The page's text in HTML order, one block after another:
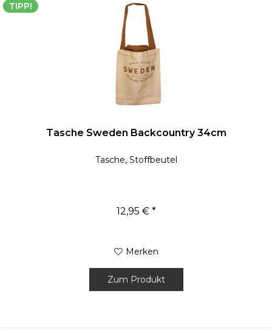
TIPP!
Tasche Sweden Backcountry 34cm
Tasche, Stoffbeutel
12,95 € *
Merken
Zum Produkt